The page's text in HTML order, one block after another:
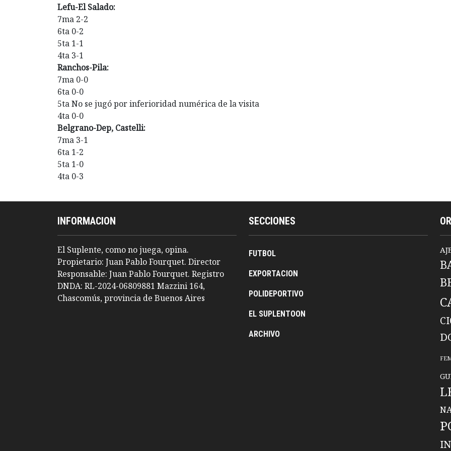
Lefu-El Salado:
7ma 2-2
6ta 0-2
5ta 1-1
4ta 3-1
Ranchos-Pila:
7ma 0-0
6ta 0-0
5ta No se jugó por inferioridad numérica de la visita
4ta 0-0
Belgrano-Dep, Castelli:
7ma 3-1
6ta 1-2
5ta 1-0
4ta 0-3
INFORMACION
El Suplente, como no juega, opina.
Propietario: Juan Pablo Fourquet. Director
Responsable: Juan Pablo Fourquet. Registro
DNDA: RL-2024-06809881 Mazzini 164,
Chascomús, provincia de Buenos Aires
SECCIONES
FUTBOL
EXPORTACION
POLIDEPORTIVO
EL SUPLENTOON
ARCHIVO